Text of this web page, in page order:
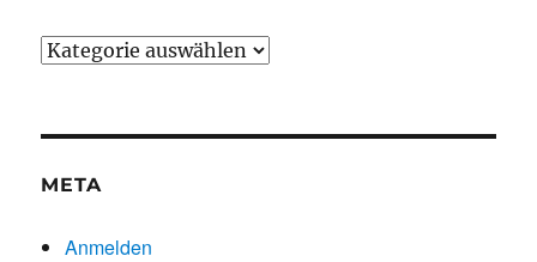
Beiträge
META
Anmelden